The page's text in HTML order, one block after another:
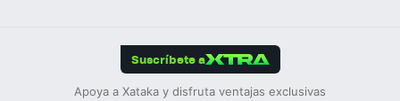
Suscríbete a
Apoya a Xataka y disfruta ventajas exclusivas